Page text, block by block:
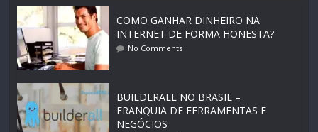
COMO GANHAR DINHEIRO NA
INTERNET DE FORMA HONESTA?
No Comments
BUILDERALL NO BRASIL –
FRANQUIA DE FERRAMENTAS E
NEGÓCIOS